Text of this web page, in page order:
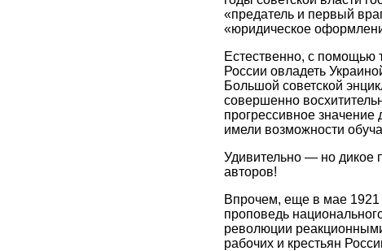
«предатель и первый
«юридическое
Естественно, с помощью
России овладеть
Большой советской
совершенно
прогрессивное
имели возможности
Удивительно — но дикое
авторов!
Впрочем, еще в мае 1921
проповедь
революции
рабочих и крестьян